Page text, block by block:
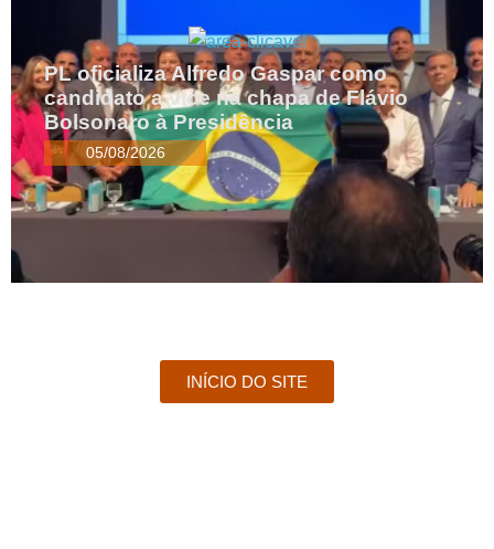
PL oficializa Alfredo Gaspar como
candidato a vice na chapa de Flávio
Bolsonaro à Presidência
05/08/2026
INÍCIO DO SITE